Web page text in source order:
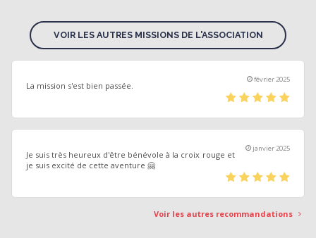
VOIR LES AUTRES MISSIONS DE L'ASSOCIATION
février 2025
La mission s'est bien passée.
(*)(*)(*)(*)(*)
janvier 2025
Je suis très heureux d'être bénévole à la croix rouge et
je suis excité de cette aventure 🤗
(*)(*)(*)(*)(*)
Voir les autres recommandations